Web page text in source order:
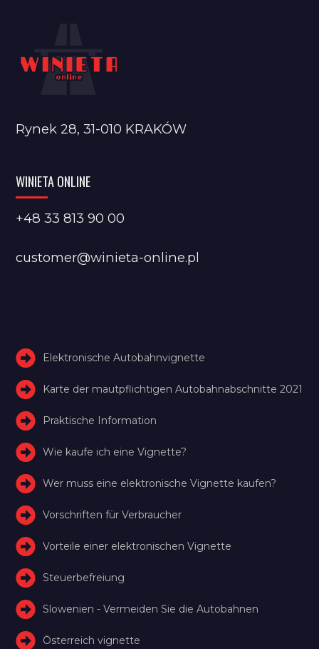
Rynek 28, 31-010 KRAKÓW
WINIETA ONLINE
+48 33 813 90 00
customer@winieta-online.pl
Elektronische Autobahnvignette
Karte der mautpflichtigen Autobahnabschnitte 2021
Praktische Information
Wie kaufe ich eine Vignette?
Wer muss eine elektronische Vignette kaufen?
Vorschriften für Verbraucher
Vorteile einer elektronischen Vignette
Steuerbefreiung
Slowenien - Vermeiden Sie die Autobahnen
Österreich vignette